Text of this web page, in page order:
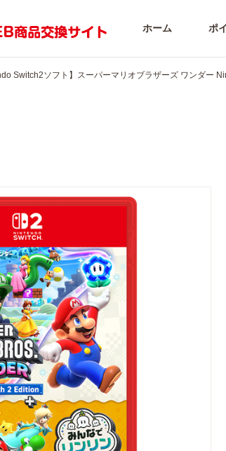
ホーム ポ
Switch2ソフト】スーパーマリオブラザーズ ワンダー